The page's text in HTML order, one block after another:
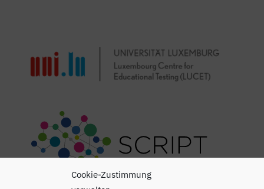
Cookie-Zustimmung